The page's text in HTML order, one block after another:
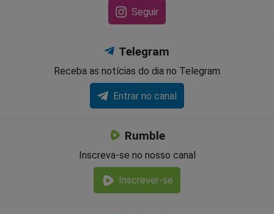
Seguir
Telegram
Receba as notícias do dia no Telegram
Entrar no canal
Rumble
Inscreva-se no nosso canal
Inscrever-se